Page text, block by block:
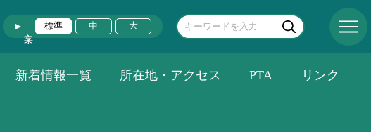
標準 中 大
新着情報一覧 所在地・アクセス PTA リンク